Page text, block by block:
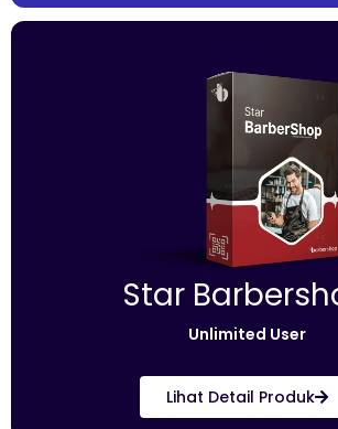
Star
Unlimited User
Lihat Detail Produk